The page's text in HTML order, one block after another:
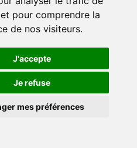
pour comprendre la
de nos visiteurs.
J'accepte
Je refuse
mes préférences
pour comprendre la
de nos visiteurs.
J'accepte
Je refuse
mes préférences